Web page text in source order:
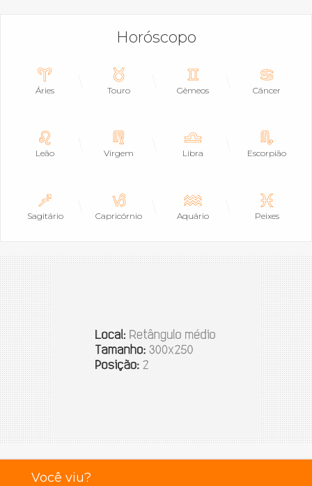
Horóscopo
Áries Touro Gêmeos Câncer
Leão Virgem Libra Escorpião
Sagitário Capricórnio Aquário Peixes
Você viu?